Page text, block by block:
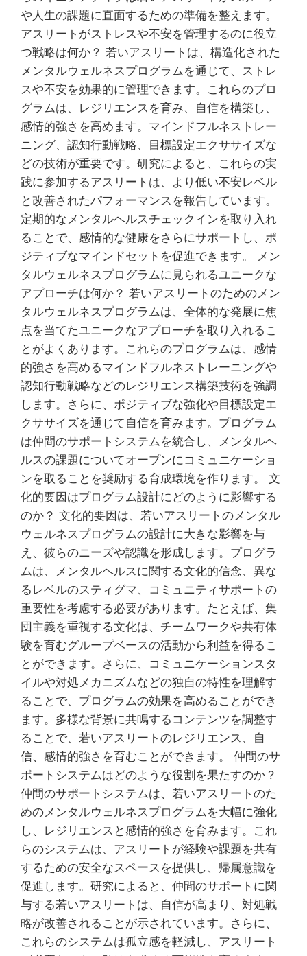
や人生の課題に直面するための準備を整えます。
アスリートがストレスや不安を管理するのに役立
つ戦略は何か？ 若いアスリートは、構造化された
メンタルウェルネスプログラムを通じて、ストレ
スや不安を効果的に管理できます。これらのプロ
グラムは、レジリエンスを育み、自信を構築し、
感情的強さを高めます。マインドフルネストレー
ニング、認知行動戦略、目標設定エクササイズな
どの技術が重要です。研究によると、これらの実
践に参加するアスリートは、より低い不安レベル
と改善されたパフォーマンスを報告しています。
定期的なメンタルヘルスチェックインを取り入れ
ることで、感情的な健康をさらにサポートし、ポ
ジティブなマインドセットを促進できます。 メン
タルウェルネスプログラムに見られるユニークな
アプローチは何か？ 若いアスリートのためのメン
タルウェルネスプログラムは、全体的な発展に焦
点を当てたユニークなアプローチを取り入れるこ
とがよくあります。これらのプログラムは、感情
的強さを高めるマインドフルネストレーニングや
認知行動戦略などのレジリエンス構築技術を強調
します。さらに、ポジティブな強化や目標設定エ
クササイズを通じて自信を育みます。プログラム
は仲間のサポートシステムを統合し、メンタルヘ
ルスの課題についてオープンにコミュニケーショ
ンを取ることを奨励する育成環境を作ります。 文
化的要因はプログラム設計にどのように影響する
のか？ 文化的要因は、若いアスリートのメンタル
ウェルネスプログラムの設計に大きな影響を与
え、彼らのニーズや認識を形成します。プログラ
ムは、メンタルヘルスに関する文化的信念、異な
るレベルのスティグマ、コミュニティサポートの
重要性を考慮する必要があります。たとえば、集
団主義を重視する文化は、チームワークや共有体
験を育むグループベースの活動から利益を得るこ
とができます。さらに、コミュニケーションスタ
イルや対処メカニズムなどの独自の特性を理解す
ることで、プログラムの効果を高めることができ
ます。多様な背景に共鳴するコンテンツを調整す
ることで、若いアスリートのレジリエンス、自
信、感情的強さを育むことができます。 仲間のサ
ポートシステムはどのような役割を果たすのか？
仲間のサポートシステムは、若いアスリートのた
めのメンタルウェルネスプログラムを大幅に強化
し、レジリエンスと感情的強さを育みます。これ
らのシステムは、アスリートが経験や課題を共有
するための安全なスペースを提供し、帰属意識を
促進します。研究によると、仲間のサポートに関
与する若いアスリートは、自信が高まり、対処戦
略が改善されることが示されています。さらに、
これらのシステムは孤立感を軽減し、アスリート